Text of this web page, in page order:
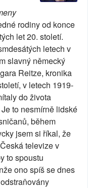
rodiny od konce
let 20. století.
letech v
slavný německý
Reitze, kronika
v letech 1919-
do života
to nesmírně lidské
během
jsem si říkal, že
televize v
to spoustu
ono spíš se dnes